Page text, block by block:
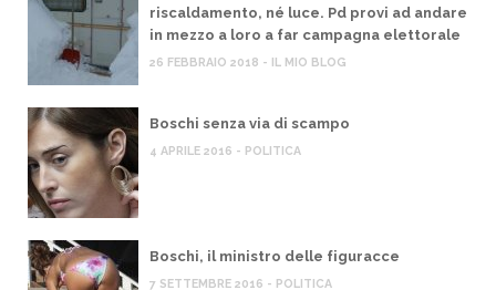
riscaldamento, né luce. Pd provi ad andare
in mezzo a loro a far campagna elettorale
26 FEBBRAIO 2018 - IL MIO BLOG
Boschi senza via di scampo
4 APRILE 2016 - POLITICA
Boschi, il ministro delle figuracce
7 SETTEMBRE 2016 - POLITICA